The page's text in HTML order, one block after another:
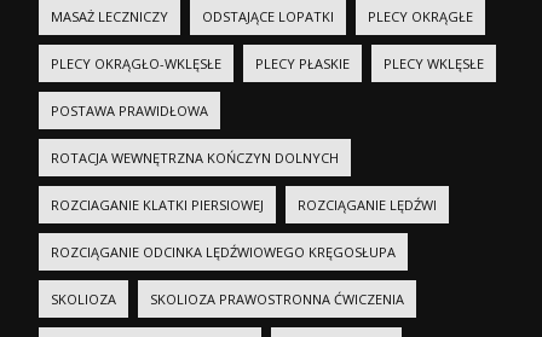
MASAŻ LECZNICZY ODSTAJĄCE LOPATKI PLECY OKRĄGŁE
PLECY OKRĄGŁO-WKLĘSŁE PLECY PŁASKIE PLECY WKLĘSŁE
POSTAWA PRAWIDŁOWA
ROTACJA WEWNĘTRZNA KOŃCZYN DOLNYCH
ROZCIAGANIE KLATKI PIERSIOWEJ ROZCIĄGANIE LĘDŹWI
ROZCIĄGANIE ODCINKA LĘDŹWIOWEGO KRĘGOSŁUPA
SKOLIOZA SKOLIOZA PRAWOSTRONNA ĆWICZENIA